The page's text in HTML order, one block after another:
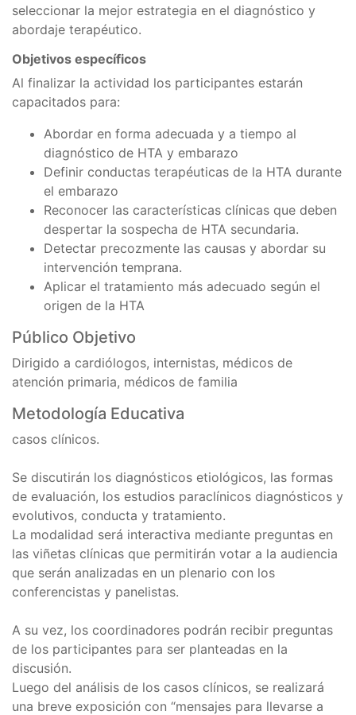
seleccionar la mejor estrategia en el diagnóstico y
abordaje terapéutico.
Objetivos específicos
Al finalizar la actividad los participantes estarán
capacitados para:
Abordar en forma adecuada y a tiempo al
diagnóstico de HTA y embarazo
Definir conductas terapéuticas de la HTA durante
el embarazo
Reconocer las características clínicas que deben
despertar la sospecha de HTA secundaria.
Detectar precozmente las causas y abordar su
intervención temprana.
Aplicar el tratamiento más adecuado según el
origen de la HTA
Público Objetivo
Dirigido a cardiólogos, internistas, médicos de
atención primaria, médicos de familia
Metodología Educativa
casos clínicos.
Se discutirán los diagnósticos etiológicos, las formas
de evaluación, los estudios paraclínicos diagnósticos y
evolutivos, conducta y tratamiento.
La modalidad será interactiva mediante preguntas en
las viñetas clínicas que permitirán votar a la audiencia
que serán analizadas en un plenario con los
conferencistas y panelistas.
A su vez, los coordinadores podrán recibir preguntas
de los participantes para ser planteadas en la
discusión.
Luego del análisis de los casos clínicos, se realizará
una breve exposición con “mensajes para llevarse a